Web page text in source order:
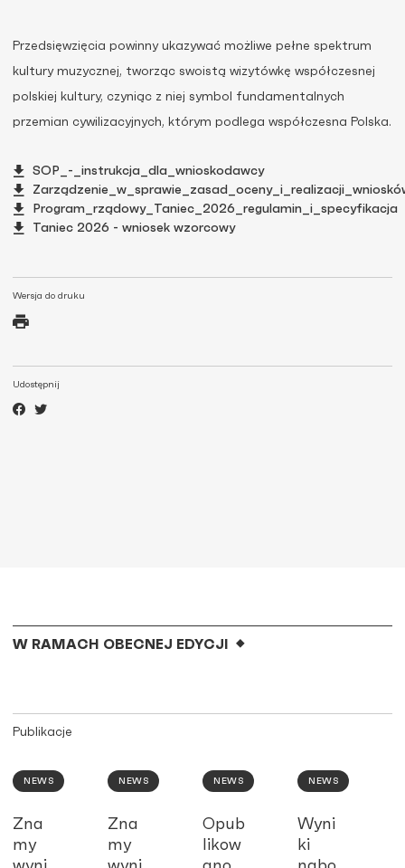
Wersja do druku
Udostępnij
Przedsięwzięcia powinny ukazywać możliwe pełne spektrum
kultury muzycznej, tworząc swoistą wizytówkę współczesnej
polskiej kultury, czyniąc z niej symbol fundamentalnych
przemian cywilizacyjnych, którym podlega współczesna Polska.
SOP_-_instrukcja_dla_wnioskodawcy
Program_rządowy_Taniec_2026_regulamin_i_specyfikacja
Taniec 2026 - wniosek wzorcowy
W RAMACH OBECNEJ EDYCJI
Publikacje
NEWS
Zna
my
NEWS
Zna
my
NEWS
Opub
likow
NEWS
Wyni
ki